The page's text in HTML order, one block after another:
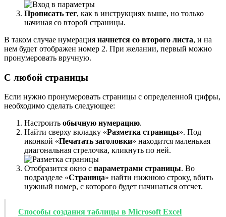
Прописать тег, как в инструкциях выше, но только
начиная со второй страницы.
В таком случае нумерация начнется со второго листа, и на
нем будет отображен номер 2. При желании, первый можно
пронумеровать вручную.
С любой страницы
Если нужно пронумеровать страницы с определенной цифры,
необходимо сделать следующее:
Настроить обычную нумерацию.
Найти сверху вкладку «Разметка страницы». Под
иконкой «Печатать заголовки» находится маленькая
диагональная стрелочка, кликнуть по ней.
Отобразится окно с параметрами страницы. Во
подразделе «Страница» найти нижнюю строку, вбить
нужный номер, с которого будет начинаться отсчет.
Способы создания таблицы в Microsoft Excel